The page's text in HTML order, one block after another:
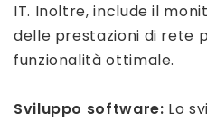
IT. Inoltre, include il
delle prestazioni di rete
funzionalità ottimale.
Sviluppo software: Lo